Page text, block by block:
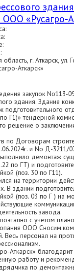
«Русагро-
г. Аткарск, ул.
Аткарск»
закупок No113-
здания. Здание
Г1)» тендерной
решение о
по Договорам
и No Д-3211/
демонтаж
по ГТ) и
(поз. 30 по Г11).
на территории
В здании
(поз. 03 по Г ) на
завода.
с учетом
ООО
Весь персонал на
Аткарск»
работу и
по